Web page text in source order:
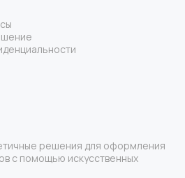
решения для оформления
с помощью искусственных